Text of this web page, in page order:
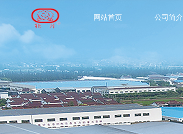
网站首页 公司简介